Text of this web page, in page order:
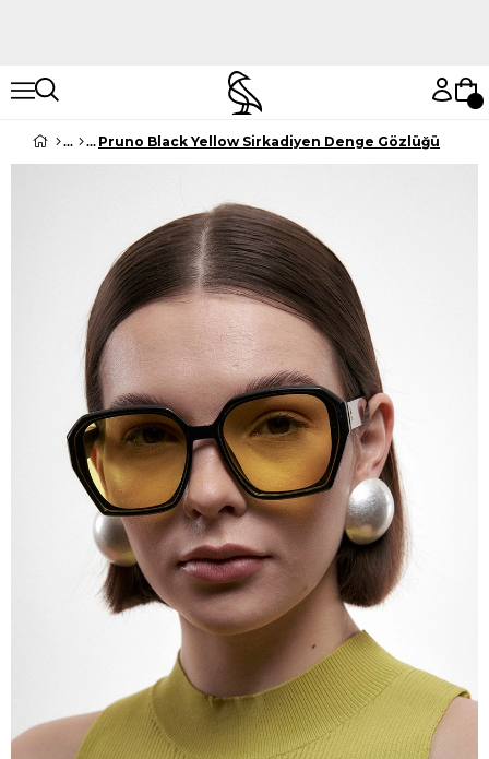
Pruno Black Yellow Sirkadiyen Denge Gözlüğü